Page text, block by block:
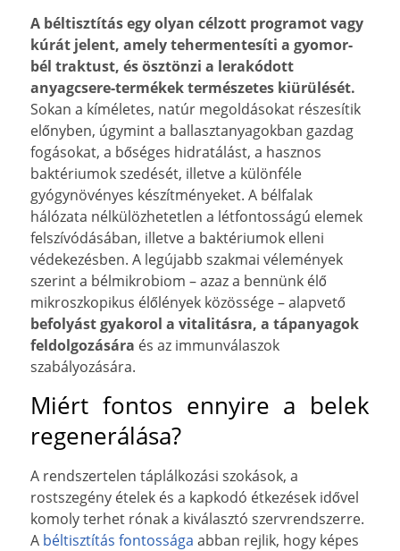
A béltisztítás egy olyan célzott programot vagy
kúrát jelent, amely tehermentesíti a gyomor-
bél traktust, és ösztönzi a lerakódott
anyagcsere-termékek természetes kiürülését.
Sokan a kíméletes, natúr megoldásokat részesítik
előnyben, úgymint a ballasztanyagokban gazdag
fogásokat, a bőséges hidratálást, a hasznos
baktériumok szedését, illetve a különféle
gyógynövényes készítményeket. A bélfalak
hálózata nélkülözhetetlen a létfontosságú elemek
felszívódásában, illetve a baktériumok elleni
védekezésben. A legújabb szakmai vélemények
szerint a bélmikrobiom – azaz a bennünk élő
mikroszkopikus élőlények közössége – alapvető
befolyást gyakorol a vitalitásra, a tápanyagok
feldolgozására és az immunválaszok
szabályozására.
Miért fontos ennyire a belek
regenerálása?
A rendszertelen táplálkozási szokások, a
rostszegény ételek és a kapkodó étkezések idővel
komoly terhet rónak a kiválasztó szervrendszerre.
A béltisztítás fontossága abban rejlik, hogy képes